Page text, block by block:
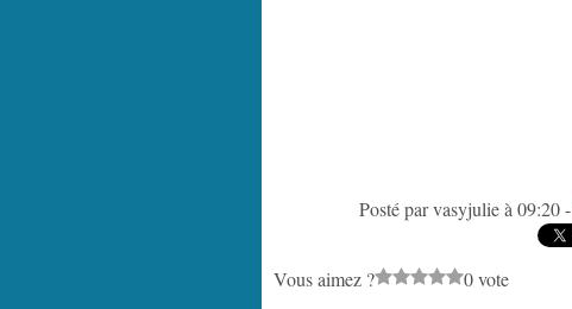
Posté par vasyjulie à 09:20 -
Vous aimez ? 0 vote